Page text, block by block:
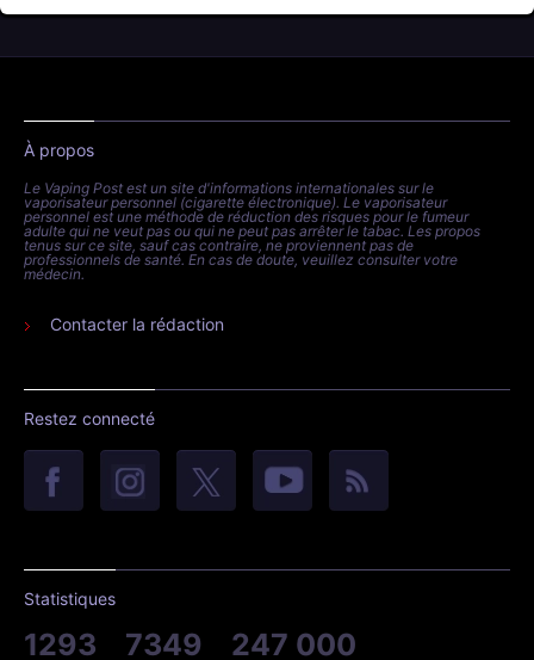
À propos
Le Vaping Post est un site d'informations internationales sur le
vaporisateur personnel (cigarette électronique). Le vaporisateur
personnel est une méthode de réduction des risques pour le fumeur
adulte qui ne veut pas ou qui ne peut pas arrêter le tabac. Les propos
tenus sur ce site, sauf cas contraire, ne proviennent pas de
professionnels de santé. En cas de doute, veuillez consulter votre
médecin.
Contacter la rédaction
Restez connecté
Statistiques
1293 7349 247 000